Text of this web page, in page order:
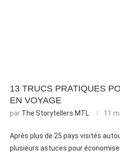
13 TRUCS PRATIQUES
EN VOYAGE
par The Storytellers MTL 11
Après plus de 25 pays visités
plusieurs astuces pour